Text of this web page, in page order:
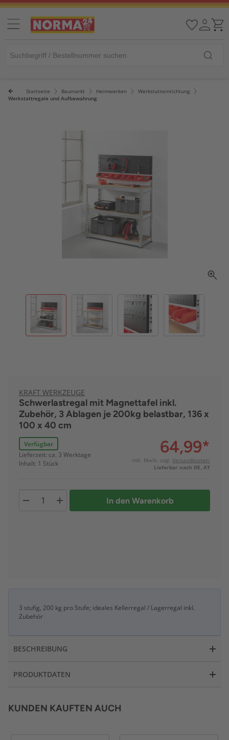
Startseite Baumarkt Heimwerken
Werkstatteinrichtung
Werkstattregale und Aufbewahrung
KRAFT WERKZEUGE
Schwerlastregal mit Magnettafel inkl.
Zubehör, 3 Ablagen je 200kg belastbar, 136 x
100 x 40 cm
Verfügbar
Lieferzeit: ca. 3 Werktage
Inhalt: 1 Stück
64,99*
inkl. MwSt. zzgl. Versandkosten:
Lieferbar nach DE, AT
In den Warenkorb
3 stufig, 200 kg pro Stufe; ideales Kellerregal / Lagerregal inkl.
Zubehör
BESCHREIBUNG
PRODUKTDATEN
KUNDEN KAUFTEN AUCH